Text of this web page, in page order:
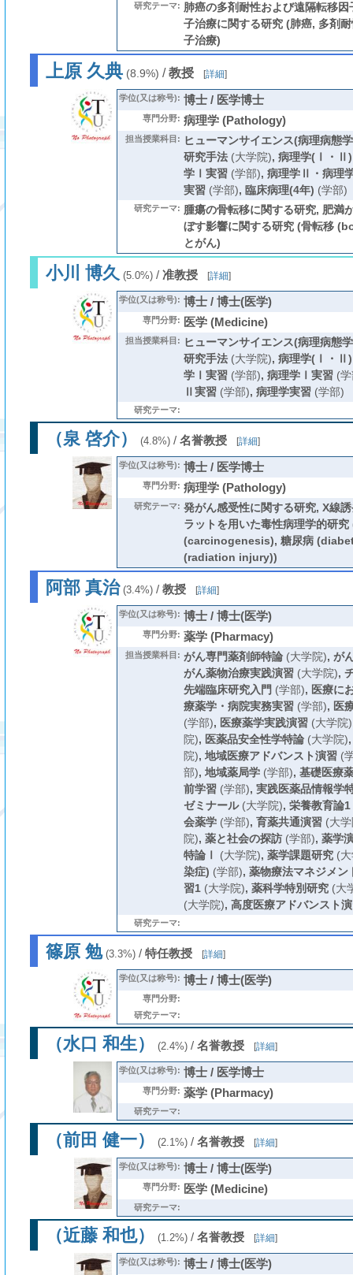
研究テーマ: 肺癌の多剤耐性および遠隔転移
子治療に関する研究 (肺癌, 多剤
子治療)
上原 久典(8.9%) /教授 [詳細]
学位(又は称号): 博士 / 医学博士
専門分野: 病理学 (Pathology)
担当授業科目:
ヒューマンサイエンス(病理病態
研究手法(大学院), 病理学(Ⅰ・Ⅱ)
学Ⅰ実習(学部), 病理学Ⅱ・病理
実習(学部), 臨床病理(4年) (学部)
研究テーマ: 腫瘍の骨転移に関する研究, 肥満
ぼす影響に関する研究 (骨転移
とがん)
小川 博久(5.0%)/ 准教授 [詳細]
学位(又は称号): 博士 / 博士(医学)
専門分野: 医学 (Medicine)
担当授業科目:
ヒューマンサイエンス(病理病態
研究手法(大学院), 病理学(Ⅰ・Ⅱ)
学Ⅰ実習(学部), 病理学Ⅰ実習(学
Ⅱ実習(学部), 病理学実習(学部)
研究テーマ:
（泉 啓介） (4.8%)/ 名誉教授 [詳細]
学位(又は称号): 博士 / 医学博士
専門分野: 病理学 (Pathology)
研究テーマ: 発がん感受性に関する研究, X線
ラットを用いた毒性病理学的研究
(carcinogenesis), 糖尿病
(radiation injury))
阿部 真治(3.4%)/ 教授 [詳細]
学位(又は称号): 博士 / 博士(医学)
専門分野: 薬学 (Pharmacy)
担当授業科目: がん専門薬剤師特論(大学院), が
がん薬物治療実践演習(大学院),
先端臨床研究入門 (学部), 医療に
療薬学・病院実務実習(学部), 医
(学部), 医療薬学実践演習(大学院)
院), 医薬品安全性学特論(大学院)
院), 地域医療アドバンスト演習(
部), 地域薬局学(学部), 基礎医療
前学習(学部), 実践医薬品情報学
ゼミナール(大学院), 栄養教育論1
会薬学(学部), 育薬共通演習(大学
院), 薬と社会の探訪(学部), 薬学
特論Ⅰ
(大学院), 薬学課題研究(大
染症) (学部), 薬物療法マネジメン
習1(大学院), 薬科学特別研究(大
(大学院), 高度医療アドバンスト
研究テーマ:
篠原 勉(3.3%)/ 特任教授 [詳細]
学位(又は称号): 博士 / 博士(医学)
専門分野:
研究テーマ:
（水口 和生） (2.4%)/ 名誉教授 [詳細]
学位(又は称号): 博士 / 医学博士
専門分野: 薬学 (Pharmacy)
研究テーマ:
（前田 健一） (2.1%)/ 名誉教授 [詳細]
学位(又は称号): 博士 / 博士(医学)
専門分野: 医学 (Medicine)
研究テーマ:
（近藤 和也） (1.2%)/ 名誉教授 [詳細]
学位(又は称号): 博士 / 博士(医学)